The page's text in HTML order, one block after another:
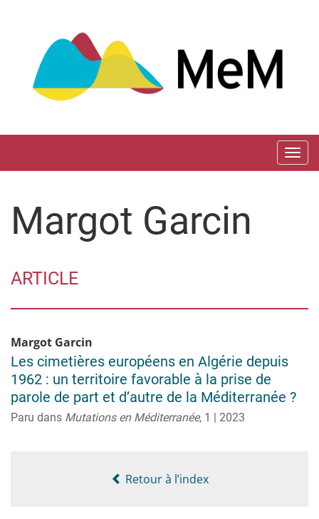
contenu
Margot Garcin
ARTICLE
Margot Garcin
Les cimetières européens en Algérie depuis
1962 : un territoire favorable à la prise de
parole de part et d’autre de la Méditerranée ?
Paru dans Mutations en Méditerranée, 1 | 2023
Retour à l’index